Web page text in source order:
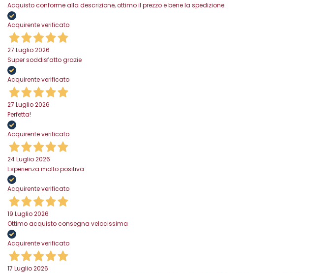
Acquisto conforme alla descrizione, ottimo il prezzo e bene la spedizione.
Acquirente verificato
27 Luglio 2026
Super soddisfatto grazie
Acquirente verificato
27 Luglio 2026
Perfetta!
Acquirente verificato
24 Luglio 2026
Esperienza molto positiva
Acquirente verificato
19 Luglio 2026
Ottimo acquisto consegna velocissima
Acquirente verificato
17 Luglio 2026